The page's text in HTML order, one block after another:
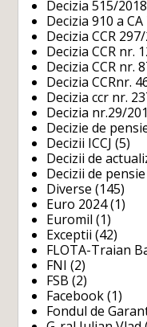
Decizia 515/
Decizia 910 a
Decizia CCR
Decizia CCR nr.
Decizia CCR nr.
Decizia CCRnr.
Decizia ccr nr.
Decizia nr.29/
Decizie de
Decizii ICCJ (5)
Decizii de
Decizii de
Diverse (145)
Euro 2024(1)
Euromil (1)
Exceptii (42)
FLOTA-Traian
FNI (2)
FSB (2)
Facebook (1)
Fondul de